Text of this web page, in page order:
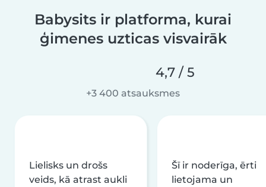
Babysits ir platforma, kurai
ģimenes uzticas visvairāk
4,7 / 5
+3 400 atsauksmes
Lielisks un drošs
veids, kā atrast aukli
Šī ir noderīga, ērti
lietojama un